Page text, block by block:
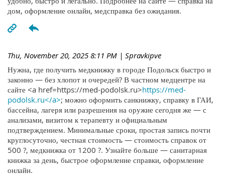
дом, оформление онлайн, медсправка без ожидания.
Thu, November 20, 2025 8:11 PM | Spravkipve
Нужна, где получить медкнижку в городе Подольск быстро и
законно — без хлопот и очередей? В частном медцентре на
сайте <a href=https://med-podolsk.ru>https://med-
podolsk.ru</a>; можно оформить санкнижку, справку в ГАИ,
бассейна, лагеря или разрешения на оружие сегодня же — с
анализами, визитом к терапевту и официальным
подтверждением. Минимальные сроки, простая запись почти
круглосуточно, честная стоимость — стоимость справок от
500 ?, медкнижка от 1200 ?. Узнайте больше — санитарная
книжка за день, быстрое оформление справки, оформление
онлайн.